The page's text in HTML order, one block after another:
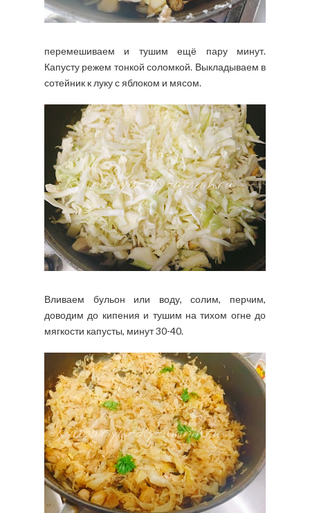
перемешиваем и тушим ещё пару минут.
Капусту режем тонкой соломкой. Выкладываем в
сотейник к луку с яблоком и мясом.
Вливаем бульон или воду, солим, перчим,
доводим до кипения и тушим на тихом огне до
мягкости капусты, минут 30-40.